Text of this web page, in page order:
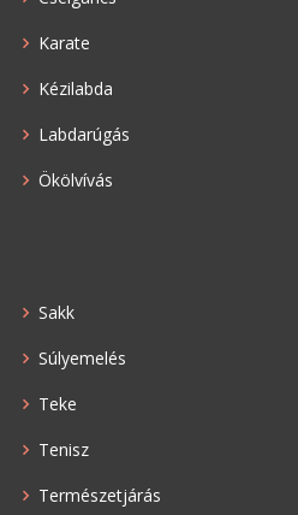
Karate
Kézilabda
Labdarúgás
Ökölvívás
Sakk
Súlyemelés
Teke
Tenisz
Természetjárás